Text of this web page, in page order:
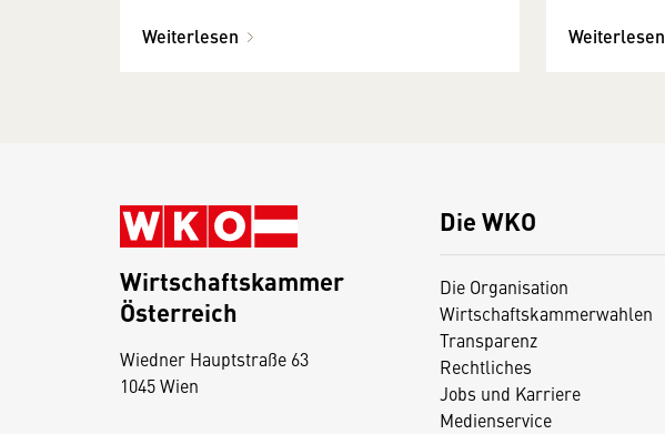
Weiterlesen Weiterlesen
Die WKO
Die Organisation
Wirtschaftskammerwahlen
Transparenz
Rechtliches
Jobs und Karriere
Medienservice
Wirtschaftskammer
Österreich
Wiedner Hauptstraße 63
1045 Wien